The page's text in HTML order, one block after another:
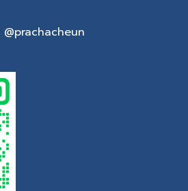
@prachacheun